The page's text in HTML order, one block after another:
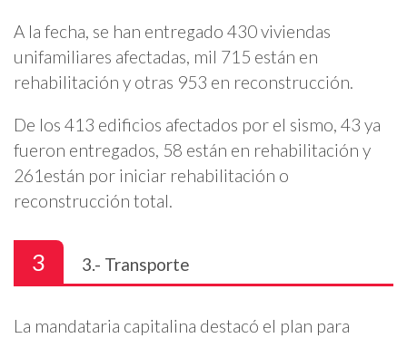
A la fecha, se han entregado 430 viviendas
unifamiliares afectadas, mil 715 están en
rehabilitación y otras 953 en reconstrucción.
De los 413 edificios afectados por el sismo, 43 ya
fueron entregados, 58 están en rehabilitación y
261están por iniciar rehabilitación o
reconstrucción total.
3 3.- Transporte
La mandataria capitalina destacó el plan para